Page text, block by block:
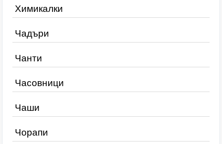
Химикалки
Чадъри
Чанти
Часовници
Чаши
Чорапи